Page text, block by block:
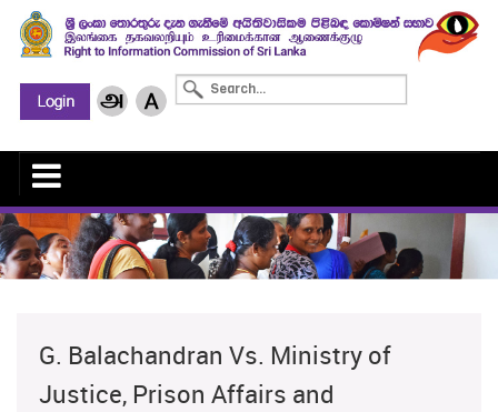
G. Balachandran Vs. Ministry of
Justice, Prison Affairs and